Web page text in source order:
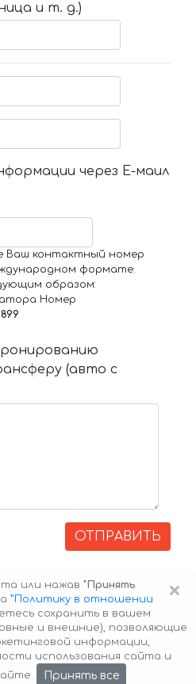
и т. д.)
через Е-маил
Ваш контактный номер
формате.
образом:
Номер
(авто с
ОТПРАВИТЬ
Авто-Аренда Cookie Policy
×
или нажав "Принять
”Политику в отношении
сохранить в вашем
и внешние), позволяющие
информации,
использования сайта и
Принять все